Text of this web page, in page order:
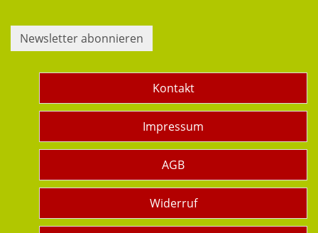
Newsletter abonnieren
Kontakt
Impressum
AGB
Widerruf